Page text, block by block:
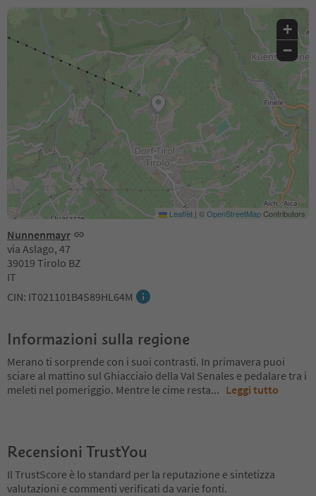
Nunnenmayr
via Aslago, 47
39019 Tirolo BZ
IT
CIN: IT021101B4S89HL64M
+
−
Leaflet | ©OpenStreetMapContributors
Informazioni sulla regione
Merano ti sorprende con i suoi contrasti. In primavera puoi
sciare al mattino sul Ghiacciaio della Val Senales e pedalare tra i
meleti nel pomeriggio. Mentre le cime resta... Leggi tutto
Recensioni TrustYou
Il TrustScore è lo standard per la reputazione e sintetizza
valutazioni e commenti verificati da varie fonti.